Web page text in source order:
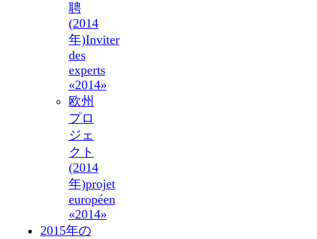
聘
(2014
年)Inviter
des
experts
«2014»
欧州
プロ
ジェ
クト
(2014
年)projet
européen
«2014»
2015年の